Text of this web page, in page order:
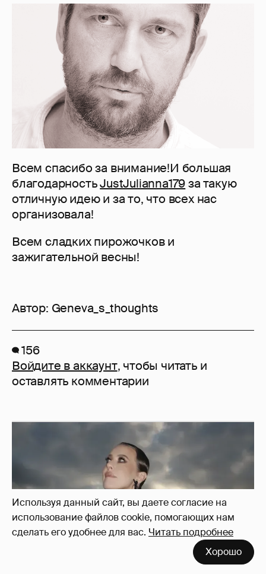
Используя данный сайт, вы даете согласие на
использование файлов cookie, помогающих нам
сделать его удобнее для вас. Читать подробнее
Хорошо
Всем спасибо за внимание!И большая
благодарностьJustJulianna179за такую
отличную идею и за то, что всех нас
организовала!
Всем сладких пирожочков и
зажигательной весны!
Автор: Geneva_s_thoughts
156
Войдите в аккаунт, чтобы читать и
оставлять комментарии